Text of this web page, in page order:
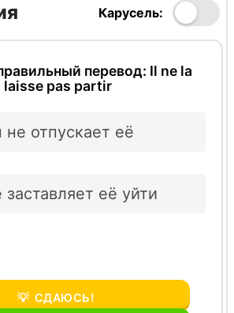
Карусель:
перевод: Il ne la
laisse pas partir
не отпускает её
её уйти
💡 СДАЮСЬ!